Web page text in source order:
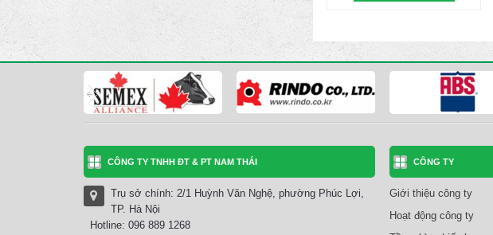
CÔNG TY TNHH ĐT & PT NAM THÁI
Trụ sở chính: 2/1 Huỳnh Văn Nghệ, phường Phúc Lợi,
TP. Hà Nội
Hotline: 096 889 1268
CÔNG TY
Giới thiệu công ty
Hoạt động công ty